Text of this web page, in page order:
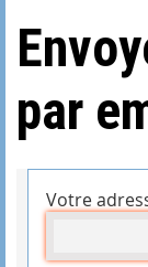
par
Votre